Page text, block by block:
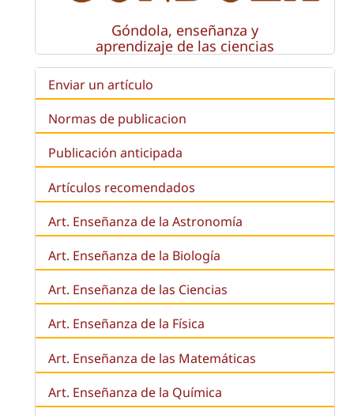
Góndola, enseñanza y
aprendizaje de las ciencias
Enviar un artículo
Normas de publicacion
Publicación anticipada
Artículos recomendados
Art. Enseñanza de la Astronomía
Art. Enseñanza de la Biología
Art. Enseñanza de las Ciencias
Art. Enseñanza de la Física
Art. Enseñanza de las Matemáticas
Art. Enseñanza de la Química